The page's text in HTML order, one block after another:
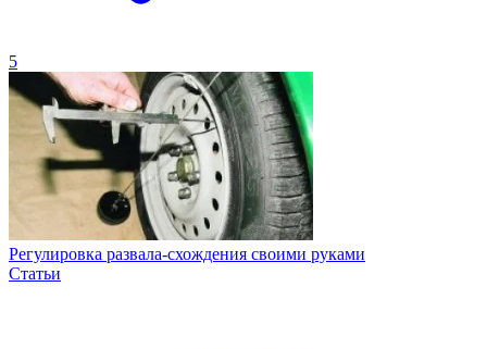
5
Регулировка развала-схождения своими руками
Статьи